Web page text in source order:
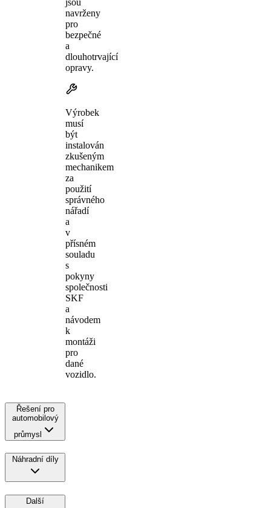
navrženy
pro
bezpečné
a
dlouhotrvající
opravy.
Výrobek
musí
být
instalován
zkušeným
mechanikem
za
použití
správného
nářadí
a
v
přísném
souladu
s
pokyny
společnosti
SKF
a
návodem
k
montáži
pro
dané
vozidlo.
Řešení pro
automobilový
průmysl
Náhradní díly
Další